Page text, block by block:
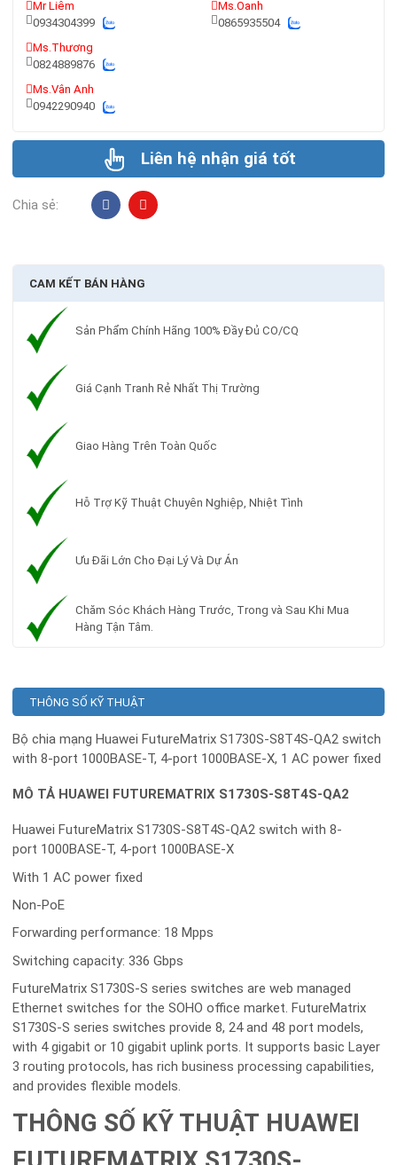
Mr Liêm
0934304399
Ms.Thương
0824889876
Ms.Vân Anh
0942290940
Ms.Oanh
0865935504
Liên hệ nhận giá tốt
Chia sẻ:
CAM KẾT BÁN HÀNG
Sản Phẩm Chính Hãng 100% Đầy Đủ CO/CQ
Giá Cạnh Tranh Rẻ Nhất Thị Trường
Giao Hàng Trên Toàn Quốc
Hỗ Trợ Kỹ Thuật Chuyên Nghiệp, Nhiệt Tình
Ưu Đãi Lớn Cho Đại Lý Và Dự Án
Chăm Sóc Khách Hàng Trước, Trong và Sau Khi Mua
Hàng Tận Tâm.
THÔNG SỐ KỸ THUẬT
Bộ chia mạng Huawei FutureMatrix S1730S-S8T4S-QA2 switch
with 8-port 1000BASE-T, 4-port 1000BASE-X, 1 AC power fixed
MÔ TẢ HUAWEI FUTUREMATRIX S1730S-S8T4S-QA2
Huawei FutureMatrix S1730S-S8T4S-QA2 switch with 8-
port 1000BASE-T, 4-port 1000BASE-X
With 1 AC power fixed
Non-PoE
Forwarding performance: 18 Mpps
Switching capacity: 336 Gbps
FutureMatrix S1730S-S series switches are web managed
Ethernet switches for the SOHO office market. FutureMatrix
S1730S-S series switches provide 8, 24 and 48 port models,
with 4 gigabit or 10 gigabit uplink ports. It supports basic Layer
3 routing protocols, has rich business processing capabilities,
and provides flexible models.
THÔNG SỐ KỸ THUẬT HUAWEI